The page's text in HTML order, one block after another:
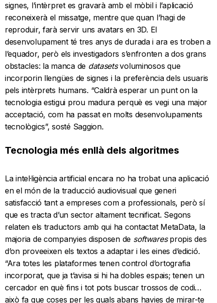
signes, l’intèrpret es gravarà amb el mòbil i l’aplicació
reconeixerà el missatge, mentre que quan l’hagi de
reproduir, farà servir uns avatars en 3D. El
desenvolupament té tres anys de durada i ara es troben a
l’equador, però els investigadors s’enfronten a dos grans
obstacles: la manca de datasetsvoluminosos que
incorporin llengües de signes i la preferència dels usuaris
pels intèrprets humans. “Caldrà esperar un punt on la
tecnologia estigui prou madura perquè es vegi una major
acceptació, com ha passat en molts desenvolupaments
tecnològics”, sosté Saggion.
Tecnologia més enllà dels algoritmes
La intel·ligència artificial encara no ha trobat una aplicació
en el món de la traducció audiovisual que generi
satisfacció tant a empreses com a professionals, però sí
que es tracta d’un sector altament tecnificat. Segons
relaten els traductors amb qui ha contactat MetaData, la
majoria de companyies disposen de softwarespropis des
d’on proveeixen els textos a adaptar i les eines d’edició.
“Ara totes les plataformes tenen control d’ortografia
incorporat, que ja t’avisa si hi ha dobles espais; tenen un
cercador en què fins i tot pots buscar trossos de codi…
això fa que coses per les quals abans havies de mirar-te